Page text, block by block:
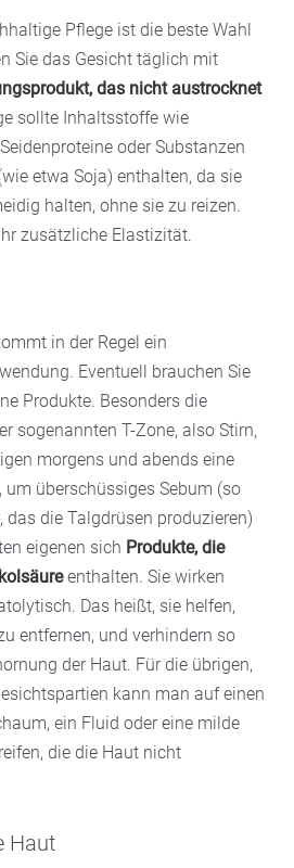
Pflege ist die beste Wahl
Sie das Gesicht täglich mit
das nicht austrocknet
sollte Inhaltsstoffe wie
oder Substanzen
etwa Soja) enthalten, da sie
halten, ohne sie zu reizen.
zusätzliche Elastizität.
in der Regel ein
Eventuell brauchen Sie
Produkte. Besonders die
sogenannten T-Zone, also Stirn,
morgens und abends eine
überschüssiges Sebum (so
das die Talgdrüsen produzieren)
eigenen sich Produkte, die
enthalten. Sie wirken
Das heißt, sie helfen,
entfernen, und verhindern so
der Haut. Für die übrigen,
kann man auf einen
ein Fluid oder eine milde
die die Haut nicht
Haut